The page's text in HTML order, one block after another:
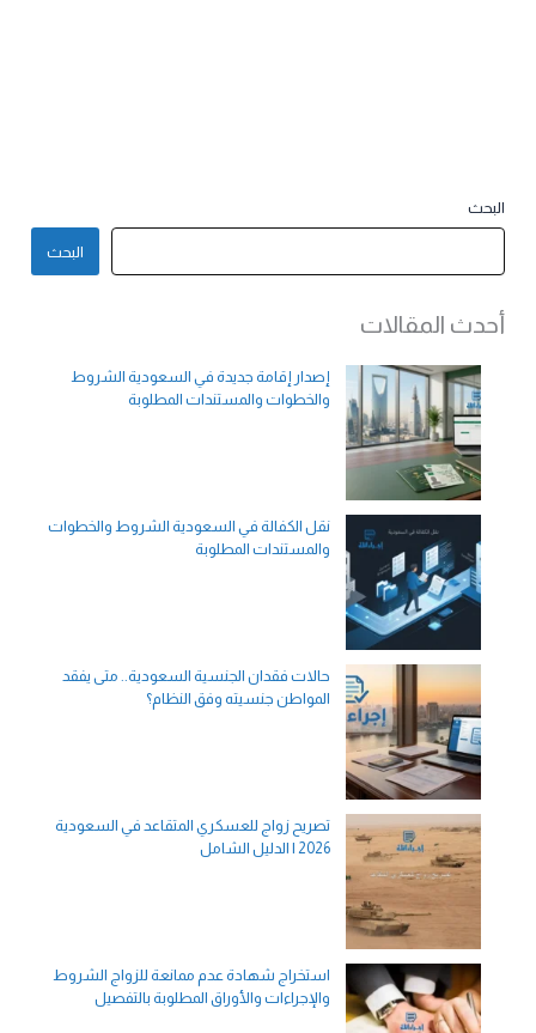
البحث
البحث
أحدث المقالات
إصدار إقامة جديدة في السعودية الشروط
والخطوات والمستندات المطلوبة
نقل الكفالة في السعودية الشروط والخطوات
والمستندات المطلوبة
حالات فقدان الجنسية السعودية.. متى يفقد
المواطن جنسيته وفق النظام؟
تصريح زواج للعسكري المتقاعد في السعودية
2026 | الدليل الشامل
استخراج شهادة عدم ممانعة للزواج الشروط
والإجراءات والأوراق المطلوبة بالتفصيل